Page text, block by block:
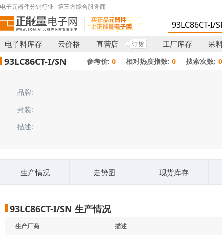
电子元器件分销行业 · 第三方综合服务商
电子料库存 云价格 直营店 订货 工厂库存 呆
93LC86CT-I/SN 参考价: 0 相对热度指数: 0 搜索次数:
品牌:
封装:
描述:
生产情况 走势图 现货库存
93LC86CT-I/SN 生产情况
生产厂商 描述